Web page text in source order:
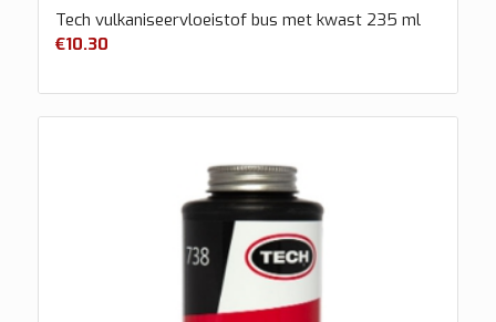
Tech vulkaniseervloeistof bus met kwast 235 ml
€10.30